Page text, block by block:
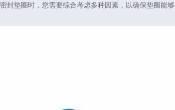
封垫圈时，您需要综合考虑多种因素，以确保垫圈能